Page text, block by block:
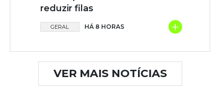
reduzir filas
GERAL HÁ 8 HORAS +
VER MAIS NOTÍCIAS